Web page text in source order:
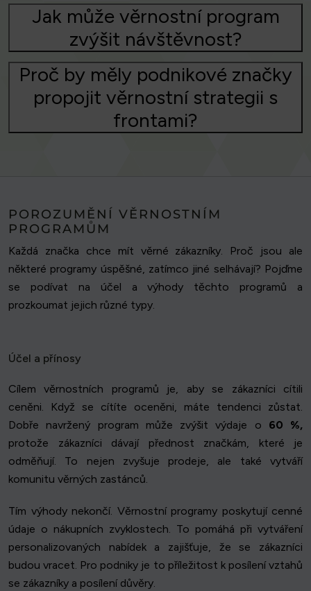
Jak může věrnostní program
zvýšit návštěvnost?
Proč by měly podnikové značky
propojit věrnostní strategii s
frontami?
POROZUMĚNÍ VĚRNOSTNÍM
PROGRAMŮM
Každá značka chce mít věrné zákazníky. Proč jsou ale
některé programy úspěšné, zatímco jiné selhávají? Pojďme
se podívat na účel a výhody těchto programů a
prozkoumat jejich různé typy.
Účel a přínosy
Cílem věrnostních programů je, aby se zákazníci cítili
ceněni. Když se cítíte oceněni, máte tendenci zůstat.
Dobře navržený program může zvýšit výdaje o 60 %,
protože zákazníci dávají přednost značkám, které je
odměňují. To nejen zvyšuje prodeje, ale také vytváří
komunitu věrných zastánců.
Tím výhody nekončí. Věrnostní programy poskytují cenné
údaje o nákupních zvyklostech. To pomáhá při vytváření
personalizovaných nabídek a zajišťuje, že se zákazníci
budou vracet. Pro podniky je to příležitost k posílení vztahů
se zákazníky a posílení důvěry.